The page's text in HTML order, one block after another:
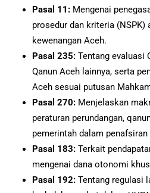
Pasal 11: Mengenai
prosedur dan kriteria (NSPK)
kewenangan Aceh.
Pasal 235: Tentang evaluasi
Qanun Aceh lainnya, serta
Aceh sesuai putusan
Pasal 270: Menjelaskan
peraturan perundangan,
pemerintah dalam
Pasal 183: Terkait
mengenai dana otonomi
Pasal 192: Tentang regulasi